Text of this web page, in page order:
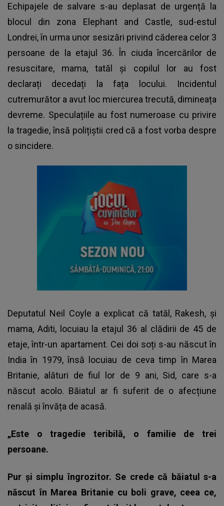
Echipajele de salvare s-au deplasat de urgență la
blocul din zona Elephant and Castle, sud-estul
Londrei, în urma unor sesizări privind căderea celor 3
persoane de la etajul 36. În ciuda încercărilor de
resuscitare, mama, tatăl și copilul lor au fost
declarați decedați la fața locului. Incidentul
cutremurător a avut loc miercurea trecută, dimineața
devreme. Speculațiile au fost numeroase cu privire
la tragedie, însă polițiștii cred că a fost vorba despre
o sincidere.
Deputatul Neil Coyle a explicat că tatăl, Rakesh, și
mama, Aditi, locuiau la etajul 36 al clădirii de 45 de
etaje, într-un apartament. Cei doi soți s-au născut în
India în 1979, însă locuiau de ceva timp în Marea
Britanie, alături de fiul lor de 9 ani, Sid, care s-a
născut acolo. Băiatul ar fi suferit de o afecțiune
renală și învăța de acasă.
„Este o tragedie teribilă, o familie de trei
persoane.
Pur și simplu îngrozitor. Se crede că băiatul s-a
născut în Marea Britanie cu boli grave, ceea ce,